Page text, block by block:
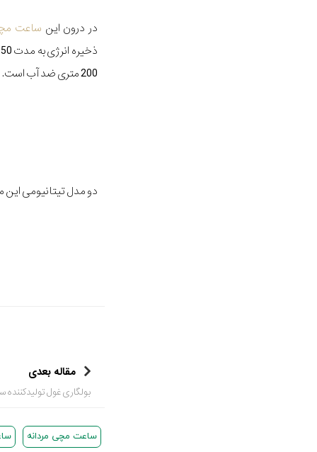
در درون این ساعت
200 متری ضد آب است.
دو مدل تیتانیومی این مجموعه قیمتی برابر با 18.000
مقاله بعدی
بولگاری غول
ساعت مچی مردانه